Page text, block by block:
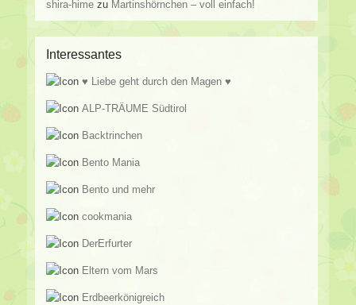
shira-hime zu Martinshörnchen – voll einfach!
Interessantes
♥ Liebe geht durch den Magen ♥
ALP-TRÄUME Südtirol
Backtrinchen
Bento Mania
Bento und mehr
cookmania
DerErfurter
Eltern vom Mars
Erdbeerkönigreich